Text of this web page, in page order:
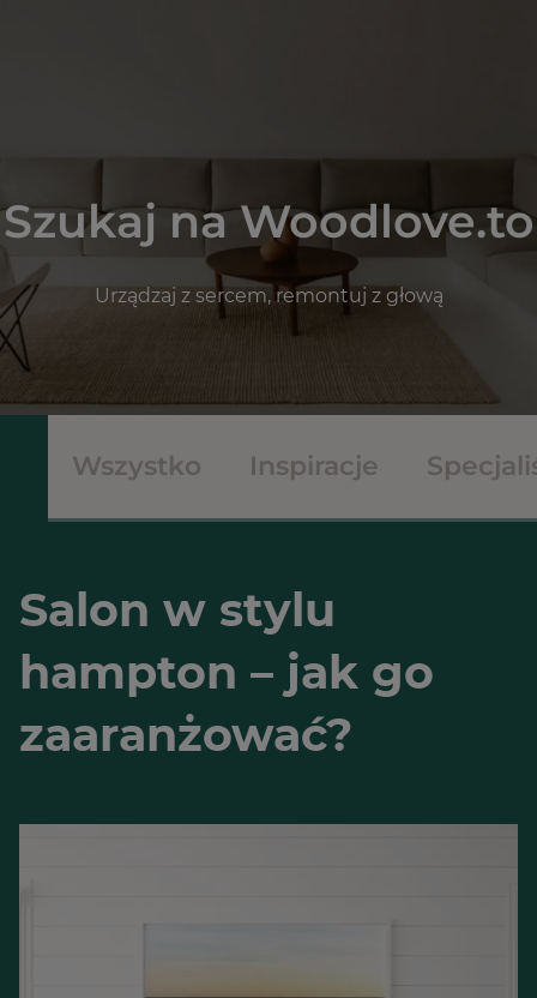
Szukaj na Woodlove.to
Urządzaj z sercem, remontuj z głową
Wszystko Inspiracje
Salon w stylu
hampton – jak go
zaaranżować?